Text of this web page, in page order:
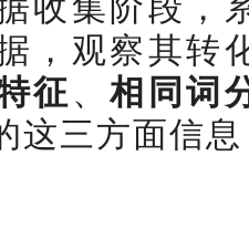
收集阶段，
，观察其转
征、相同词
这三方面信息